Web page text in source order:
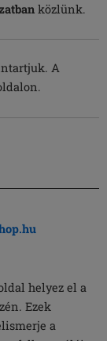
közlünk.
A
helyez el a
Ezek
a